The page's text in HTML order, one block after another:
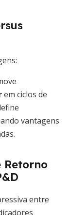
em ciclos de
vantagens
Retorno
entre